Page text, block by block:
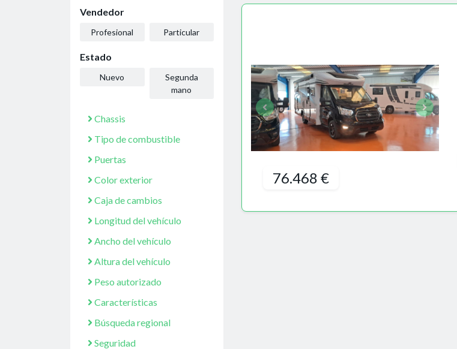
Vendedor
Profesional Particular
Estado
Nuevo
Segunda
mano
Chassis
Tipo de combustible
Puertas
Color exterior
Caja de cambios
Longitud del vehículo
Ancho del vehículo
Altura del vehículo
Peso autorizado
Características
Búsqueda regional
Seguridad
76.468 €